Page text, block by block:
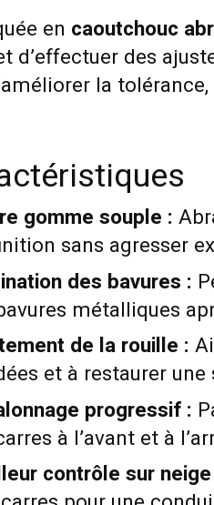
en caoutchouc
d’effectuer des
la
gomme souple :
sans agresser
des bavures :
métalliques
de la rouille :
et à restaurer
progressif :
à l’avant et à
contrôle sur